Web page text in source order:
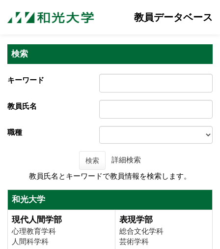
教員データベース
検索
キーワード
教員氏名
職種
検索
詳細検索
教員氏名とキーワードで教員情報を検索します。
和光大学
現代人間学部
心理教育学科
人間科学科
表現学部
総合文化学科
芸術学科